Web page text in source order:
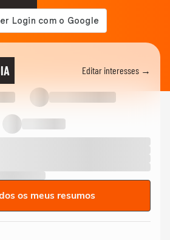
Editar interesses →
os meus resumos